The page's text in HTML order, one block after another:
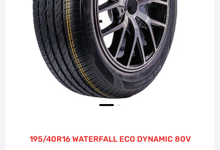
195/40R16 WATERFALL ECO DYNAMIC 80V